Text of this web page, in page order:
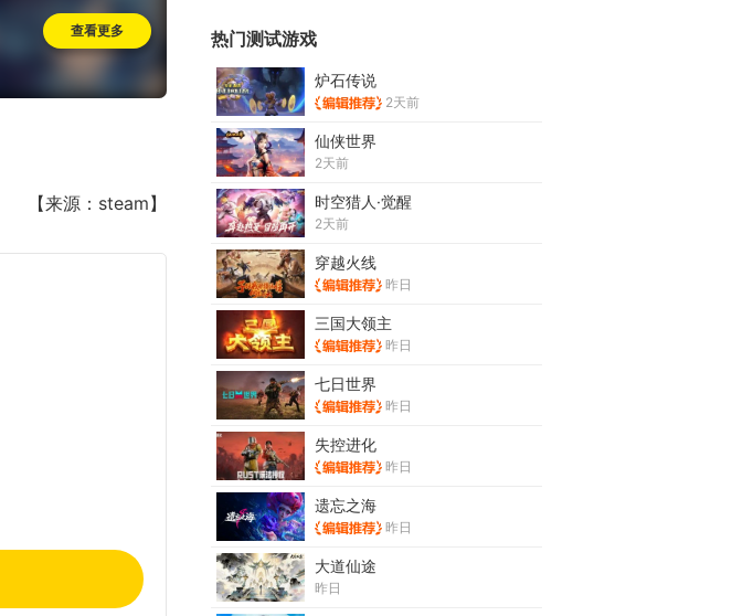
查看更多
【来源：steam】
热门测试游戏
炉石传说
2天前
仙侠世界
2天前
时空猎人·觉醒
2天前
穿越火线
昨日
三国大领主
昨日
七日世界
昨日
失控进化
昨日
遗忘之海
昨日
大道仙途
昨日